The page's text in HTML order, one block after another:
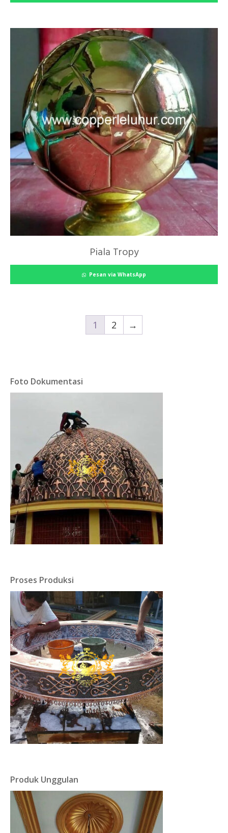
Piala Tropy
Pesan via WhatsApp
1 2 →
Foto Dokumentasi
Proses Produksi
Produk Unggulan